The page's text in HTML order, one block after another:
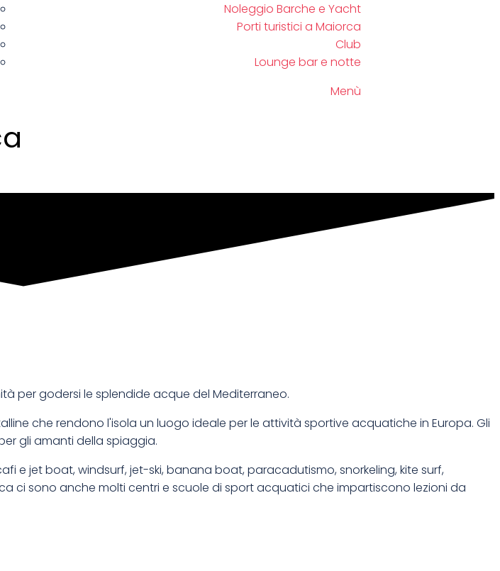
Noleggio Barche e Yacht
Porti turistici a Maiorca
Club
Lounge bar e notte
Menù
per godersi le splendide acque del Mediterraneo.
che rendono l'isola un luogo ideale per le attività sportive acquatiche in Europa. Gli
gli amanti della spiaggia.
jet boat, windsurf, jet-ski, banana boat, paracadutismo, snorkeling, kite surf,
ci sono anche molti centri e scuole di sport acquatici che impartiscono lezioni da